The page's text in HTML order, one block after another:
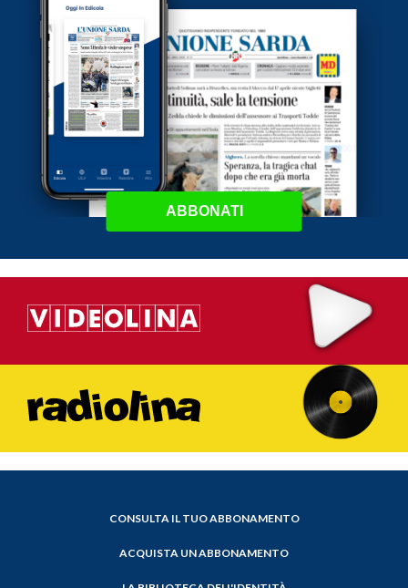
ABBONATI
CONSULTA IL TUO ABBONAMENTO
ACQUISTA UN ABBONAMENTO